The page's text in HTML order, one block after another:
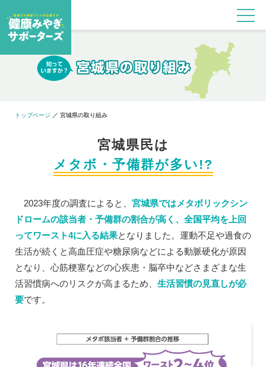
トップページ 宮城県の取り組み
宮城県民は
メタボ・予備群が多い!?
2023年度の調査によると、 宮城県ではメタボリックシン
ドロームの該当者・予備群の割合が高く、全国平均を上回
ってワースト4に入る結果となりました。運動不足や過食の
生活が続くと高血圧症や糖尿病などによる動脈硬化が原因
となり、心筋梗塞などの心疾患・脳卒中などさまざまな生
活習慣病へのリスクが高まるため、 生活習慣の見直しが必
要です。